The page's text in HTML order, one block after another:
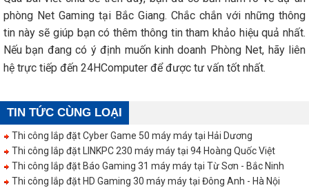
phòng Net Gaming tại Bắc Giang. Chắc chắn với những thông
tin này sẽ giúp bạn có thêm thông tin tham khảo hiệu quả nhất.
Nếu bạn đang có ý định muốn kinh doanh Phòng Net, hãy liên
hệ trực tiếp đến 24HComputer để được tư vấn tốt nhất.
TIN TỨC CÙNG LOẠI
Thi công lắp đặt Cyber Game 50 máy máy tại Hải Dương
Thi công lắp đặt LINKPC 230 máy máy tại 94 Hoàng Quốc Việt
Thi công lắp đặt Báo Gaming 31 máy máy tại Từ Sơn - Bắc Ninh
Thi công lắp đặt HD Gaming 30 máy máy tại Đông Anh - Hà Nội